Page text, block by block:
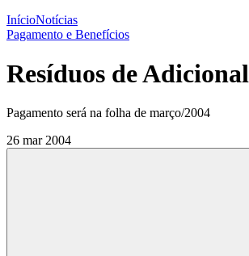
InícioNotícias
Pagamento e Benefícios
Resíduos de Adicional
Pagamento será na folha de março/2004
26 mar 2004